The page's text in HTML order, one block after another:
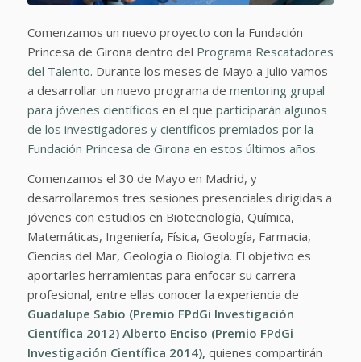
Comenzamos un nuevo proyecto con la Fundación
Princesa de Girona dentro del Programa Rescatadores
del Talento. Durante los meses de Mayo a Julio vamos
a desarrollar un nuevo programa de mentoring grupal
para jóvenes científicos en el que participarán algunos
de los investigadores y científicos premiados por la
Fundación Princesa de Girona en estos últimos años.
Comenzamos el 30 de Mayo en Madrid, y
desarrollaremos tres sesiones presenciales dirigidas a
jóvenes con estudios en Biotecnología, Química,
Matemáticas, Ingeniería, Física, Geología, Farmacia,
Ciencias del Mar, Geología o Biología. El objetivo es
aportarles herramientas para enfocar su carrera
profesional, entre ellas conocer la experiencia de
Guadalupe Sabio (Premio FPdGi Investigación
Científica 2012) Alberto Enciso (Premio FPdGi
Investigación Científica 2014), quienes compartirán